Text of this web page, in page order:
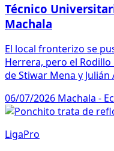
Técnico
Machala
El local fronterizo se
Herrera, pero el
de Stiwar Mena y Julián
06/07/2026 Machala -
LigaPro